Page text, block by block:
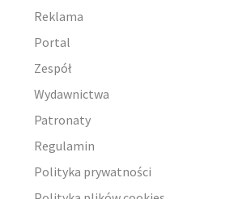
Reklama
Portal
Zespół
Wydawnictwa
Patronaty
Regulamin
Polityka prywatności